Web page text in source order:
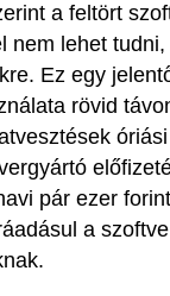
a feltört
nem lehet
Ez egy
rövid
pár ezer
a